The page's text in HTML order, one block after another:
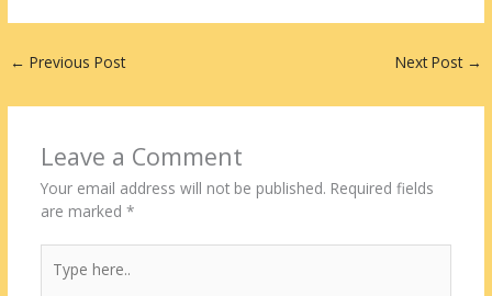
← Previous Post Next Post →
Leave a Comment
Your email address will not be published. Required fields
are marked *
here..